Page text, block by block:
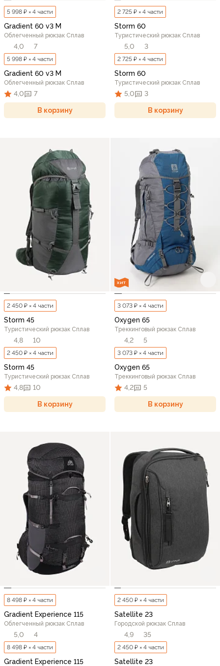
5 998 ₽ × 4 части
Gradient 60 v3 M
Облегченный рюкзак Сплав
4,0 7
5 998 ₽ × 4 части
Gradient 60 v3 M
Облегченный рюкзак Сплав
4,0 7
В корзину
2 725 ₽ × 4 части
Storm 60
Туристический рюкзак Сплав
5,0 3
2 725 ₽ × 4 части
Storm 60
Туристический рюкзак Сплав
5,0 3
В корзину
2 450 ₽ × 4 части
Storm 45
Туристический рюкзак Сплав
4,8 10
2 450 ₽ × 4 части
Storm 45
Туристический рюкзак Сплав
4,8 10
В корзину
ХИТ
3 073 ₽ × 4 части
Oxygen 65
Треккинговый рюкзак Сплав
4,2 5
3 073 ₽ × 4 части
Oxygen 65
Треккинговый рюкзак Сплав
4,2 5
В корзину
8 498 ₽ × 4 части
Gradient Experience 115
Облегченный рюкзак Сплав
5,0 4
8 498 ₽ × 4 части
Gradient Experience 115
2 450 ₽ × 4 части
Satellite 23
Городской рюкзак Сплав
4,9 35
2 450 ₽ × 4 части
Satellite 23